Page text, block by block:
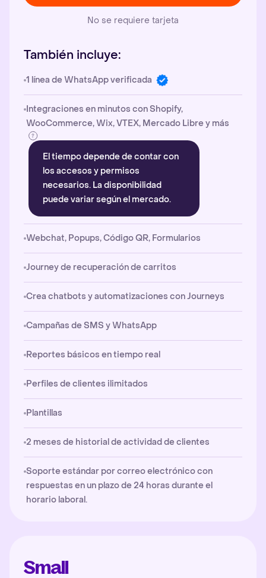
No se requiere tarjeta
También incluye:
1 línea de WhatsApp verificada
Integraciones en minutos con Shopify,
WooCommerce, Wix, VTEX, Mercado Libre y más
El tiempo depende de contar con
los accesos y permisos
necesarios. La disponibilidad
puede variar según el mercado.
Webchat, Popups, Código QR, Formularios
Journey de recuperación de carritos
Crea chatbots y automatizaciones con Journeys
Campañas de SMS y WhatsApp
Reportes básicos en tiempo real
Perfiles de clientes ilimitados
Plantillas
2 meses de historial de actividad de clientes
Soporte estándar por correo electrónico con
respuestas en un plazo de 24 horas durante el
horario laboral.
Small